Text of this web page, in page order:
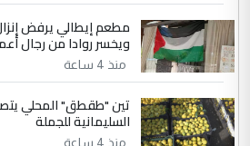
حيدر عاشور
التعليق : تحياتي لك استاذ
دقيق ومسؤول؛ فالاستثمار
وثروات البلد يعتمد على الكفاءة
الموضوع :
بين الإهمال واغتصاب
مطعم إيطالي يرفض
ويخسر روادا من رجال
منذ 4 ساعة
تين "طقطق" المحلي
السليمانية للجملة
منذ 4 ساعة